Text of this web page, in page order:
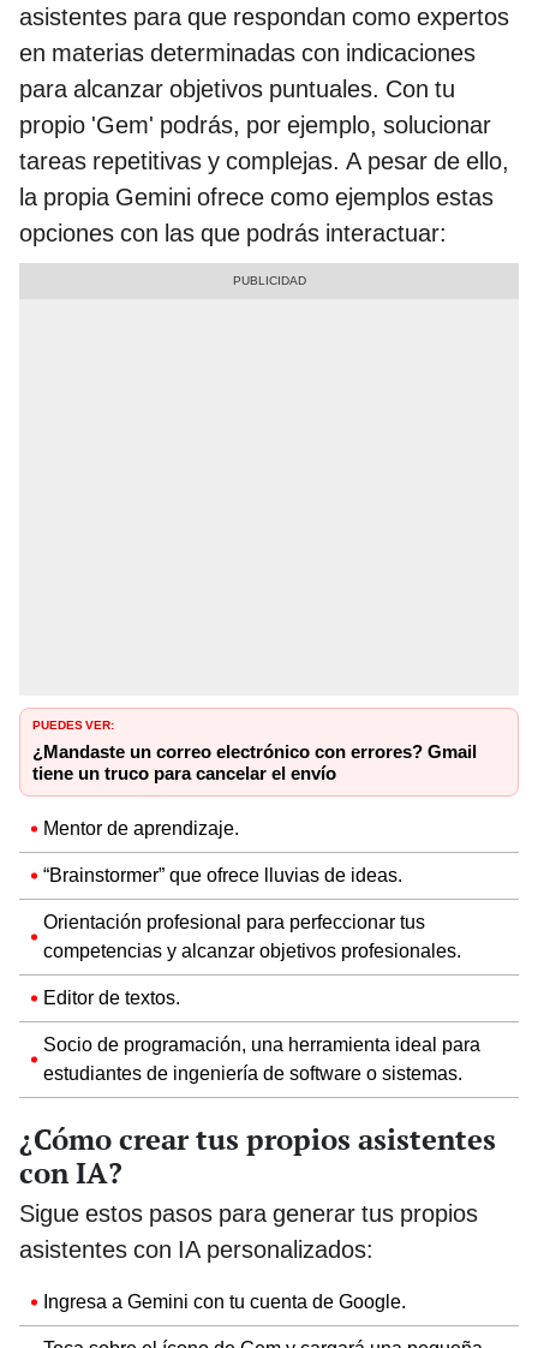
asistentes para que respondan como expertos
en materias determinadas con indicaciones
para alcanzar objetivos puntuales. Con tu
propio 'Gem' podrás, por ejemplo, solucionar
tareas repetitivas y complejas. A pesar de ello,
la propia Gemini ofrece como ejemplos estas
opciones con las que podrás interactuar:
PUEDES VER:
¿Mandaste un correo electrónico con errores? Gmail
tiene un truco para cancelar el envío
Mentor de aprendizaje.
“Brainstormer” que ofrece lluvias de ideas.
Orientación profesional para perfeccionar tus
competencias y alcanzar objetivos profesionales.
Editor de textos.
Socio de programación, una herramienta ideal para
estudiantes de ingeniería de software o sistemas.
¿Cómo crear tus propios asistentes
con IA?
Sigue estos pasos para generar tus propios
asistentes con IA personalizados:
Ingresa a Gemini con tu cuenta de Google.